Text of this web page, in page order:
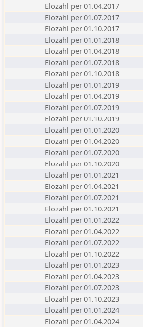
Elozahl per 01.04.2017
Elozahl per 01.07.2017
Elozahl per 01.10.2017
Elozahl per 01.01.2018
Elozahl per 01.04.2018
Elozahl per 01.07.2018
Elozahl per 01.10.2018
Elozahl per 01.01.2019
Elozahl per 01.04.2019
Elozahl per 01.07.2019
Elozahl per 01.10.2019
Elozahl per 01.01.2020
Elozahl per 01.04.2020
Elozahl per 01.07.2020
Elozahl per 01.10.2020
Elozahl per 01.01.2021
Elozahl per 01.04.2021
Elozahl per 01.07.2021
Elozahl per 01.10.2021
Elozahl per 01.01.2022
Elozahl per 01.04.2022
Elozahl per 01.07.2022
Elozahl per 01.10.2022
Elozahl per 01.01.2023
Elozahl per 01.04.2023
Elozahl per 01.07.2023
Elozahl per 01.10.2023
Elozahl per 01.01.2024
Elozahl per 01.04.2024